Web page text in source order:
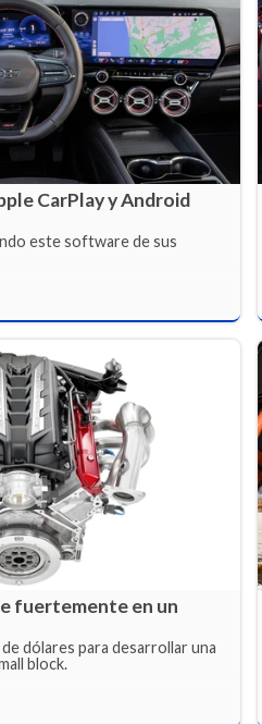
CarPlay y Android
este software de sus
fuertemente en un
dólares para desarrollar una
block.